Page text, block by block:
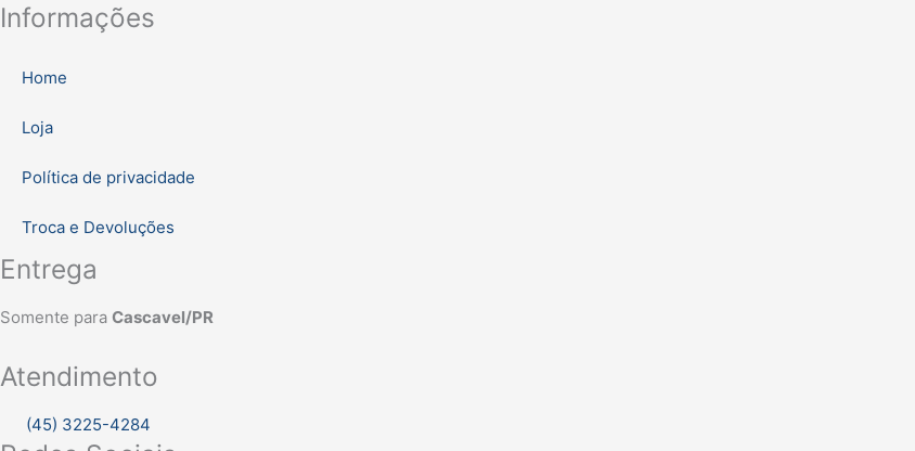
Informações
Home
Loja
Política de privacidade
Troca e Devoluções
Entrega
Somente para Cascavel/PR
Atendimento
(45) 3225-4284